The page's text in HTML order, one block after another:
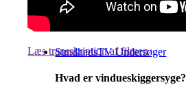
SundhedsTV Undersøger
Læs transskription af filmen
Hvad er vindueskiggersyge?